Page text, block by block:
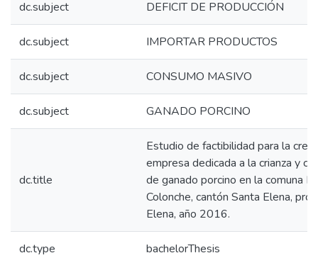
dc.subject DEFICIT DE PRODUCCIÓN
dc.subject IMPORTAR PRODUCTOS
dc.subject CONSUMO MASIVO
dc.subject GANADO PORCINO
dc.title
Estudio de factibilidad para la
empresa dedicada a la crianza y
de ganado porcino en la comuna
Colonche, cantón Santa Elena,
Elena, año 2016.
dc.type bachelorThesis